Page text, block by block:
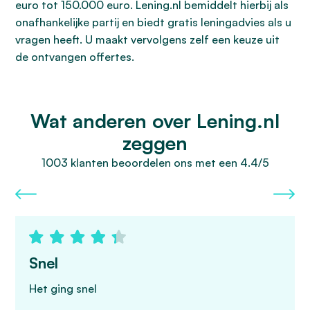
euro tot 150.000 euro. Lening.nl bemiddelt hierbij als
onafhankelijke partij en biedt gratis leningadvies als u
vragen heeft. U maakt vervolgens zelf een keuze uit
de ontvangen offertes.
Wat anderen over Lening.nl
zeggen
1003 klanten beoordelen ons met een 4.4/5
Snel
Het ging snel